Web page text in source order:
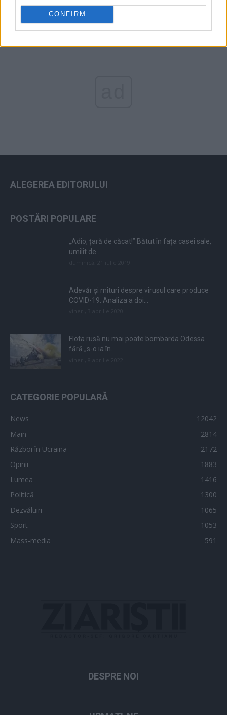
CONFIRM
ALEGEREA EDITORULUI
POSTĂRI POPULARE
„Adio, țară de căcat!” Bătut în fața casei sale,
umilit de...
Adevăr și mituri despre virusul care produce
COVID-19. Analiza a doi...
Flota rusă nu mai poate bombarda Odessa
fără „s-o ia în...
CATEGORIE POPULARĂ
News
12042
Main
2814
Război în Ucraina
2172
Opinii
1883
Lumea
1416
Politică
1300
Dezvăluiri
1065
Sport
1053
Mass-media
591
DESPRE NOI